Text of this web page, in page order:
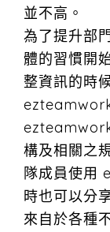
並不高。
為了提升部
體的習慣開
整資訊的時
構及相關之
隊成員使用
時也可以分
來自於各種